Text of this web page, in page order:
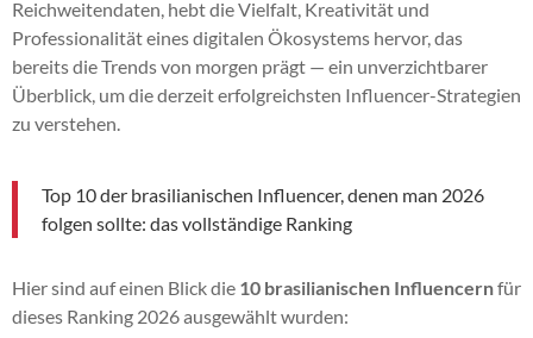
Reichweitendaten, hebt die Vielfalt, Kreativität und
Professionalität eines digitalen Ökosystems hervor, das
bereits die Trends von morgen prägt — ein unverzichtbarer
Überblick, um die derzeit erfolgreichsten Influencer-Strategien
zu verstehen.
Top 10 der brasilianischen Influencer, denen man 2026
folgen sollte: das vollständige Ranking
Hier sind auf einen Blick die 10 brasilianischen Influencernfür
dieses Ranking 2026 ausgewählt wurden: